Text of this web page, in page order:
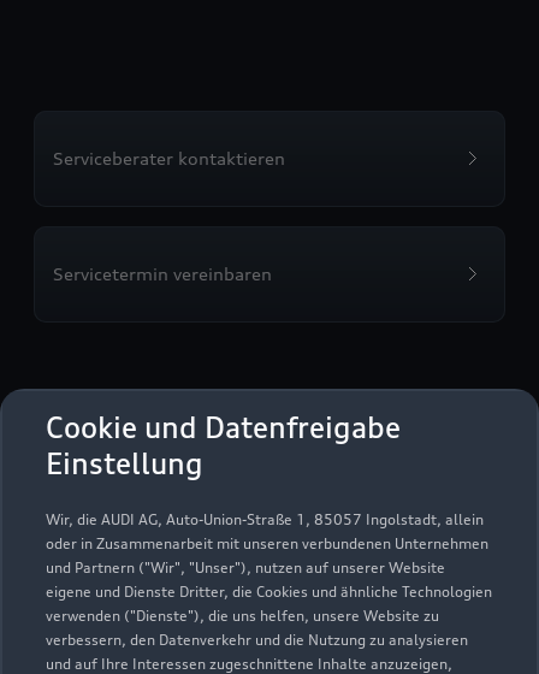
Cookie und Datenfreigabe
Einstellung
Wir, die AUDI AG, Auto-Union-Straße 1, 85057 Ingolstadt, allein
oder in Zusammenarbeit mit unseren verbundenen Unternehmen
und Partnern ("Wir", "Unser"), nutzen auf unserer Website
eigene und Dienste Dritter, die Cookies und ähnliche Technologien
verwenden ("Dienste"), die uns helfen, unsere Website zu
verbessern, den Datenverkehr und die Nutzung zu analysieren
und auf Ihre Interessen zugeschnittene Inhalte anzuzeigen,
Serviceberater kontaktieren
Servicetermin vereinbaren
Autohaus Günter Schmitt
GmbH & Co. KG